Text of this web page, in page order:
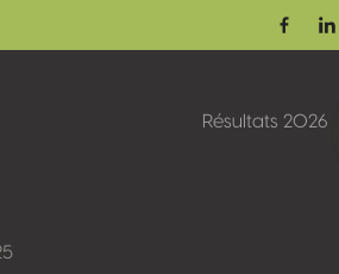
Résultats 2026